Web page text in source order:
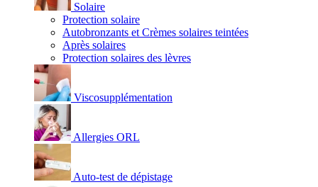
Solaire
Protection solaire
Autobronzants et Crèmes solaires teintées
Après solaires
Protection solaires des lèvres
Viscosupplémentation
Allergies ORL
Auto-test de dépistage